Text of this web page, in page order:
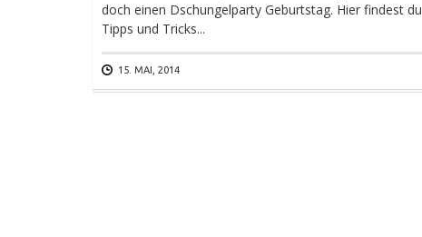
doch einen Dschungelparty Geburtstag. Hier findest du
Tipps und Tricks...
15. MAI, 2014